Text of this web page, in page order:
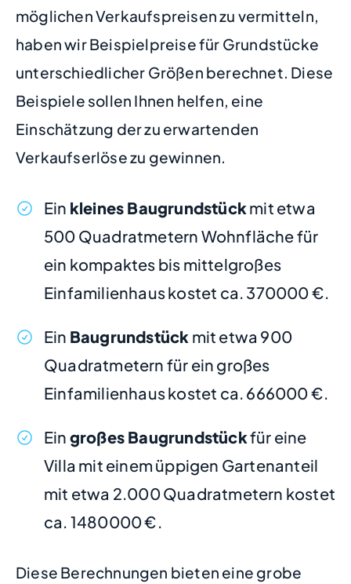
möglichen Verkaufspreisen zu vermitteln,
haben wir Beispielpreise für Grundstücke
unterschiedlicher Größen berechnet. Diese
Beispiele sollen Ihnen helfen, eine
Einschätzung der zu erwartenden
Verkaufserlöse zu gewinnen.
Ein kleines Baugrundstückmit etwa
500 Quadratmetern Wohnfläche für
ein kompaktes bis mittelgroßes
Einfamilienhaus kostet ca. 370000 €.
Ein Baugrundstück mit etwa 900
Quadratmetern für ein großes
Einfamilienhaus kostet ca. 666000 €.
Ein großes Baugrundstückfür eine
Villa mit einem üppigen Gartenanteil
mit etwa 2.000 Quadratmetern kostet
ca. 1480000 €.
Diese Berechnungen bieten eine grobe